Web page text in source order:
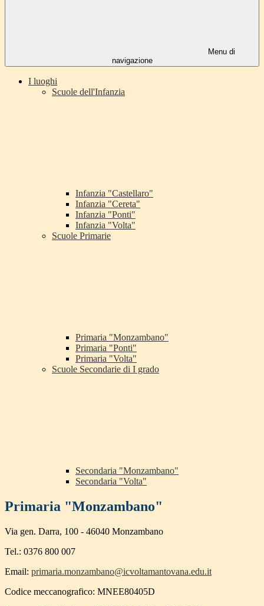
Menu di
navigazione
I luoghi
Scuole dell'Infanzia
Infanzia "Castellaro"
Infanzia "Cereta"
Infanzia "Ponti"
Infanzia "Volta"
Scuole Primarie
Primaria "Monzambano"
Primaria "Ponti"
Primaria "Volta"
Scuole Secondarie di I grado
Secondaria "Monzambano"
Secondaria "Volta"
Primaria "Monzambano"
Via gen. Darra, 100 - 46040 Monzambano
Tel.: 0376 800 007
Email: primaria.monzambano@icvoltamantovana.edu.it
Codice meccanografico: MNEE80405D